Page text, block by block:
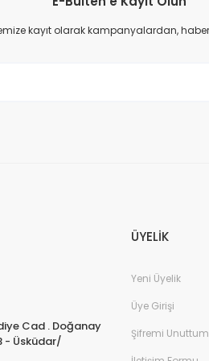
veya görüntülenemiyor.
bilgiler bulunuyor.
kayıt olarak kampanyalardan,
Cad . Doğanay
- Üsküdar/
ÜYELİK
Yeni Üyelik
Üye Girişi
Şifremi Unuttum